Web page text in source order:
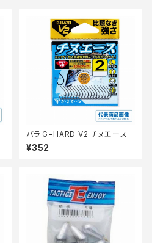
バラ G−HARD V2 チヌエース
¥352